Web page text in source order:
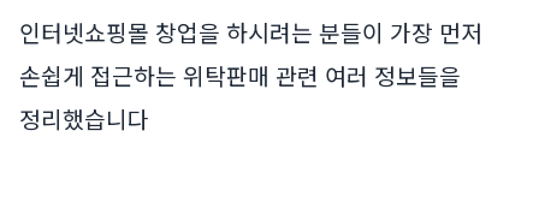
인터넷쇼핑몰 창업을 하시려는 분들이 가장 먼저
손쉽게 접근하는 위탁판매 관련 여러 정보들을
정리했습니다